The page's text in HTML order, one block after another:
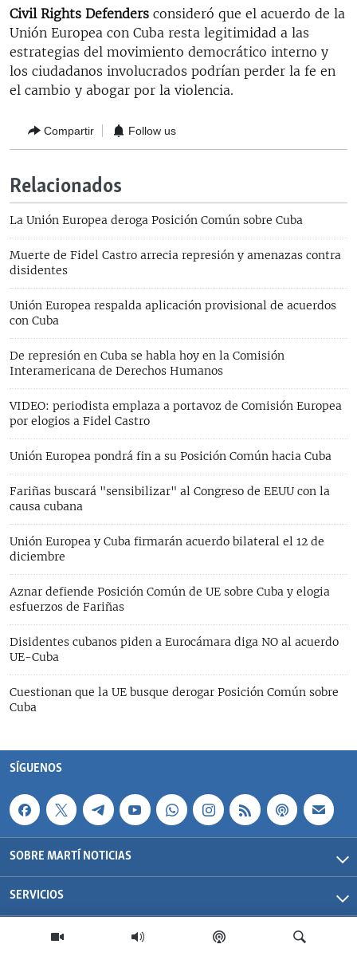
Civil Rights Defenders consideró que el acuerdo de la
Unión Europea con Cuba resta legitimidad a las
estrategias del movimiento democrático interno y
los ciudadanos involucrados podrían perder la fe en
el cambio y abogar por la violencia.
Compartir Follow us
Relacionados
La Unión Europea deroga Posición Común sobre Cuba
Muerte de Fidel Castro arrecia represión y amenazas contra
disidentes
Unión Europea respalda aplicación provisional de acuerdos
con Cuba
De represión en Cuba se habla hoy en la Comisión
Interamericana de Derechos Humanos
VIDEO: periodista emplaza a portavoz de Comisión Europea
por elogios a Fidel Castro
Unión Europea pondrá fin a su Posición Común hacia Cuba
Fariñas buscará "sensibilizar" al Congreso de EEUU con la
causa cubana
Unión Europea y Cuba firmarán acuerdo bilateral el 12 de
diciembre
Aznar defiende Posición Común de UE sobre Cuba y elogia
esfuerzos de Fariñas
Disidentes cubanos piden a Eurocámara diga NO al acuerdo
UE-Cuba
Cuestionan que la UE busque derogar Posición Común sobre
Cuba
SÍGUENOS
SOBRE MARTÍ NOTICIAS
SERVICIOS
Martí Noticias| 2026 | OCB | Todos los derechos reservados.